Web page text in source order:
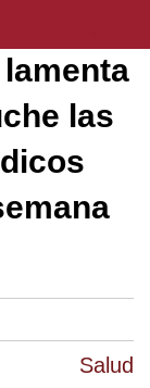
Salud
las